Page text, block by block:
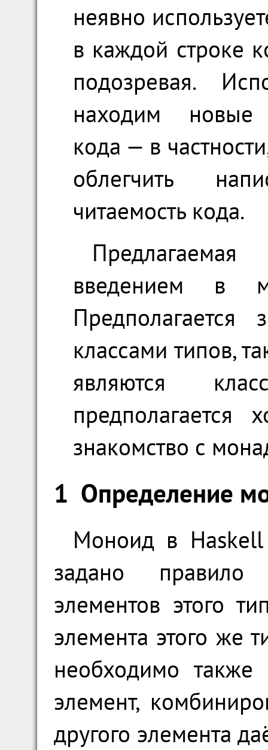
неявно
в каждой строке
подозревая.
находим новые
кода — в
облегчить
читаемость кода.
введением в
Предполагается
классами типов,
являются
предполагается
знакомство с
1 Определение
Моноид в Haskell
задано правило
элементов этого
элемента этого же
необходимо также
элемент,
другого элемента